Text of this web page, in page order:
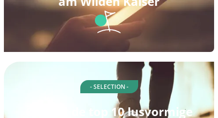
- SELECTION -
Ontdek de top 10 lusvormige